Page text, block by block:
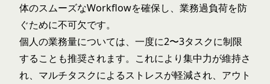
体のスムーズなWorkflowを確保し、業務過負荷を防
ぐために不可欠です。
個人の業務量については、一度に2〜3タスクに制限
することも推奨されます。これにより集中力が維持さ
れ、マルチタスクによるストレスが軽減され、アウト